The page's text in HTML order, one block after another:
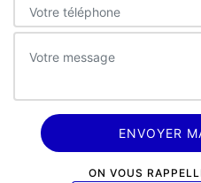
ON VOUS